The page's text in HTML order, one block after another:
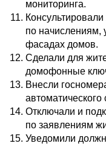
мониторинга.
по начислениям,
фасадах домов.
Сделали для
домофонные
Внесли
автоматического
Отключали и
по заявлениям
Уведомили